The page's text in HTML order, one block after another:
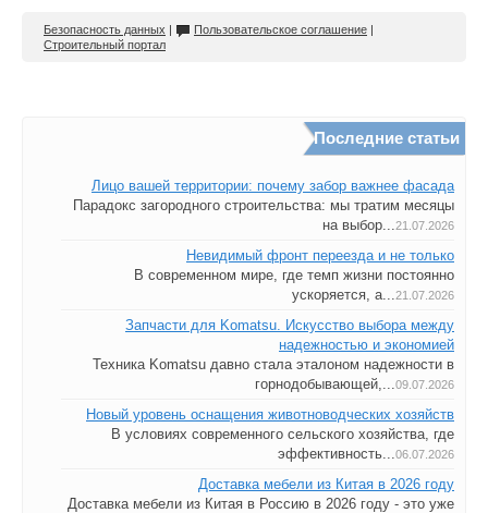
Безопасность данных | Пользовательское соглашение |
Строительный портал
Последние статьи
Лицо вашей территории: почему забор важнее фасада
Парадокс загородного строительства: мы тратим месяцы
на выбор...21.07.2026
Невидимый фронт переезда и не только
В современном мире, где темп жизни постоянно
ускоряется, а...21.07.2026
Запчасти для Komatsu. Искусство выбора между
надежностью и экономией
Техника Komatsu давно стала эталоном надежности в
горнодобывающей,...09.07.2026
Новый уровень оснащения животноводческих хозяйств
В условиях современного сельского хозяйства, где
эффективность...06.07.2026
Доставка мебели из Китая в 2026 году
Доставка мебели из Китая в Россию в 2026 году - это уже